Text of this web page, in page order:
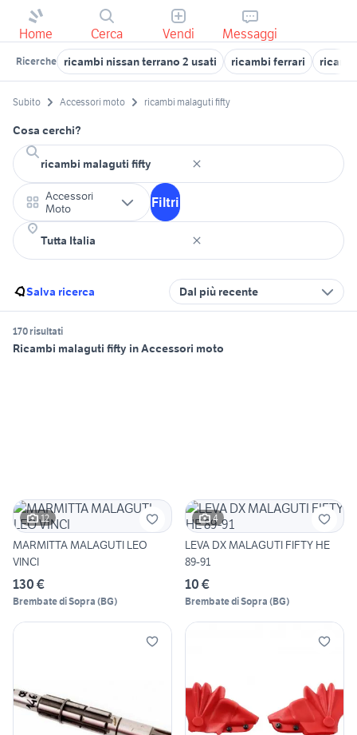
Home Cerca Vendi Messaggi
Ricerche ricambi nissan terrano 2 usati ricambi ferrari
Subito Accessori moto ricambi malaguti fifty
Cosa cerchi?
Accessori
Moto
Filtri
Salva ricerca Dal più recente
170 risultati
Ricambi malaguti fifty in Accessori moto
12
MARMITTA MALAGUTI LEO
VINCI
130 €
Brembate di Sopra (BG)
4
LEVA DX MALAGUTI FIFTY HE
89-91
10 €
Brembate di Sopra (BG)